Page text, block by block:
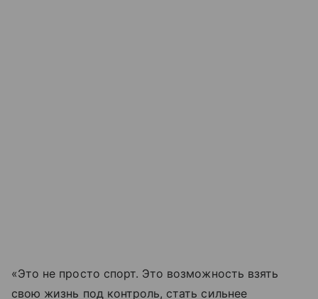
«Это не просто спорт. Это возможность взять
свою жизнь под контроль, стать сильнее